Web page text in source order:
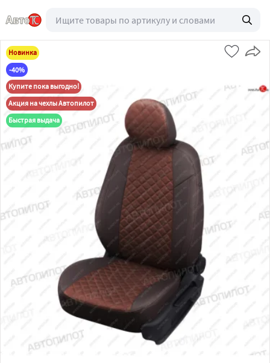
Новинка
-40%
Купите пока выгодно!
Акция на чехлы Автопилот
Быстрая выдача